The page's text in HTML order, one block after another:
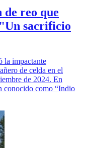
reo que
sacrificio
la impactante
de celda en el
de 2024. En
conocido como “Indio